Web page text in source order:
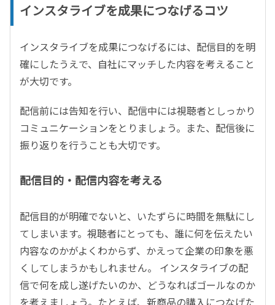
インスタライブを成果につなげるコツ
インスタライブを成果につなげるには、配信目的を明
確にしたうえで、自社にマッチした内容を考えること
が大切です。
配信前には告知を行い、配信中には視聴者としっかり
コミュニケーションをとりましょう。また、配信後に
振り返りを行うことも大切です。
配信目的・配信内容を考える
配信目的が明確でないと、いたずらに時間を無駄にし
てしまいます。視聴者にとっても、誰に何を伝えたい
内容なのかがよくわからず、かえって企業の印象を悪
くしてしまうかもしれません。 インスタライブの配
信で何を成し遂げたいのか、どうなればゴールなのか
を考えましょう。たとえば、新商品の購入につなげた